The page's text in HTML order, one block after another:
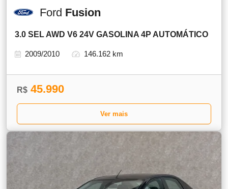
Ford Fusion
3.0 SEL AWD V6 24V GASOLINA 4P AUTOMÁTICO
2009/2010 146.162 km
R$ 45.990
Ver mais